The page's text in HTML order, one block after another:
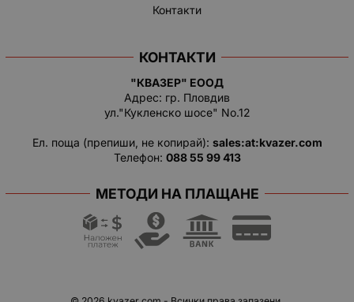
Контакти
КОНТАКТИ
"КВАЗЕР" ЕООД
Адрес: гр. Пловдив
ул."Кукленско шосе" No.12
Ел. поща (препиши, не копирай): salеs:at:kvazer.cоm
Телефон: 088 55 99 413
МЕТОДИ НА ПЛАЩАНЕ